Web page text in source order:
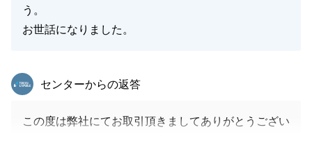
う。
お世話になりました。
東急リバブル
センターからの返答
この度は弊社にてお取引頂きましてありがとうござい